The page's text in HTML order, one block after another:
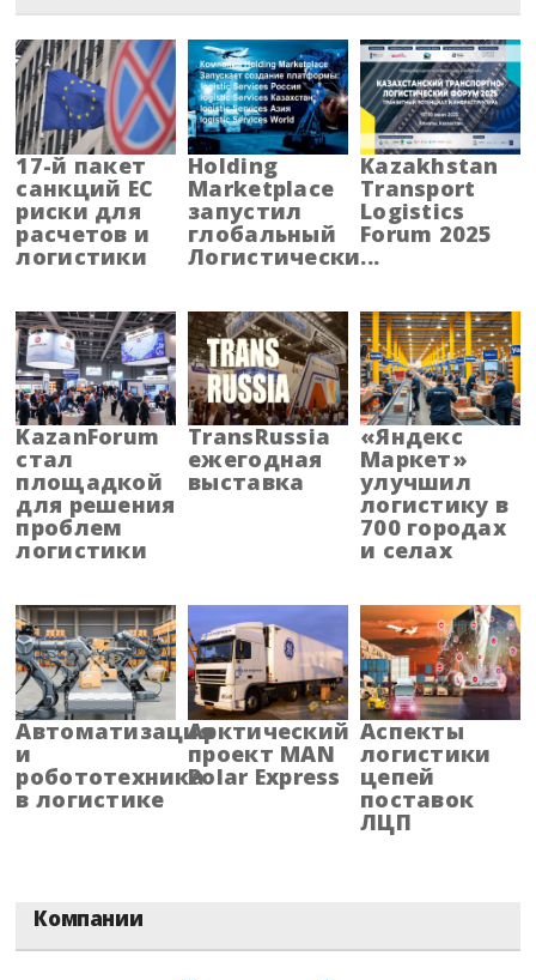
17-й пакет
санкций ЕС
риски для
расчетов и
логистики
Holding
Marketplace
запустил
глобальный
Логистически...
Kazakhstan
Transport
Logistics
Forum 2025
KazanForum
стал
площадкой
для решения
проблем
логистики
TransRussia
ежегодная
выставка
«Яндекс
Маркет»
улучшил
логистику в
700 городах
и селах
Автоматизация
и
робототехника
в логистике
Арктический
проект MAN
Polar Express
Аспекты
логистики
цепей
поставок
ЛЦП
Компании